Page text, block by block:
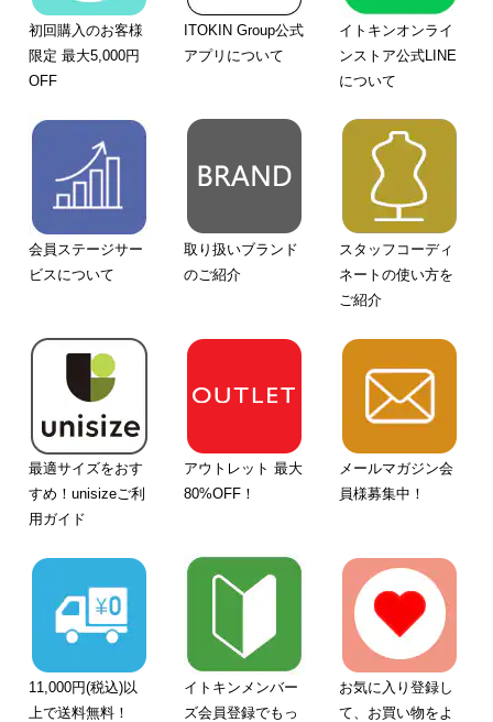
初回購入のお客様
限定 最大5,000円
OFF
ITOKIN Group公式
アプリについて
イトキンオンライ
ンストア公式LINE
について
会員ステージサー
ビスについて
取り扱いブランド
のご紹介
スタッフコーディ
ネートの使い方を
ご紹介
最適サイズをおす
すめ！unisizeご利
用ガイド
アウトレット 最大
80%OFF！
メールマガジン会
員様募集中！
11,000円(税込)以
上で送料無料！
イトキンメンバー
ズ会員登録でもっ
お気に入り登録し
て、お買い物をよ